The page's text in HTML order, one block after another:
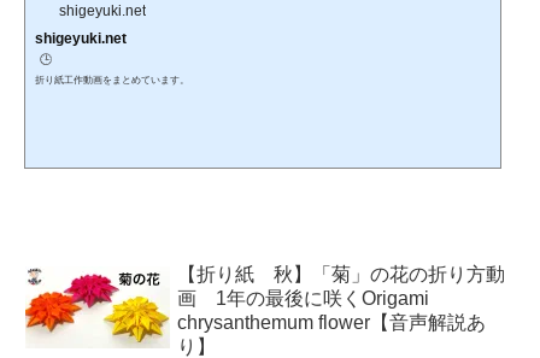
shigeyuki.net
shigeyuki.net
🕒️
折り紙工作動画をまとめています。
【折り紙 秋】「菊」の花の折り方動
画 1年の最後に咲くOrigami
chrysanthemum flower【音声解説あ
り】